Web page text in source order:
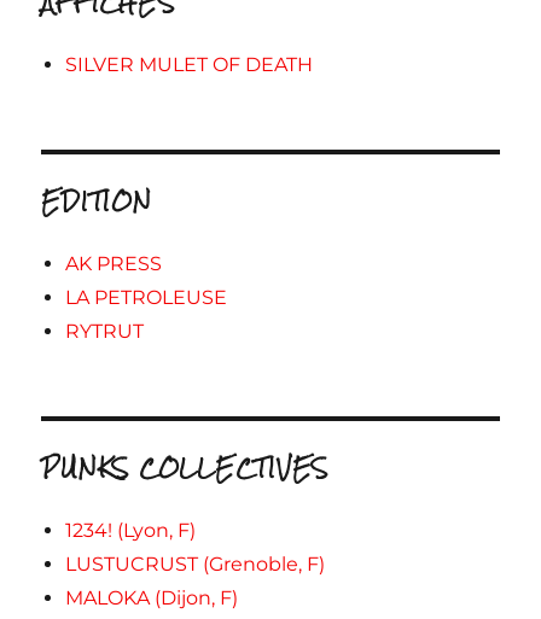
SILVER MULET OF DEATH
EDITION
AK PRESS
LA PETROLEUSE
RYTRUT
PUNKS COLLECTIVES
1234! (Lyon, F)
LUSTUCRUST (Grenoble, F)
MALOKA (Dijon, F)